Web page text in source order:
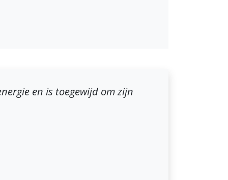
en is toegewijd om zijn